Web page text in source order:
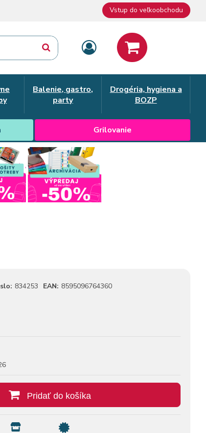
Vstup do veľkoobchodu
Balenie, gastro,
party
Drogéria, hygiena a
BOZP
Grilovanie
834253 EAN: 8595096764360
Pridať do košíka